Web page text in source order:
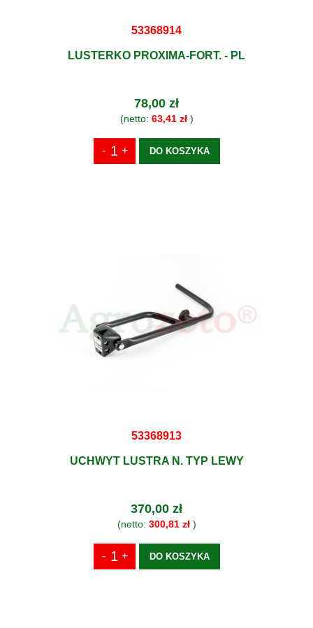
53368914
LUSTERKO PROXIMA-FORT. - PL
78,00 zł
(netto: 63,41 zł)
DO KOSZYKA
53368913
UCHWYT LUSTRA N. TYP LEWY
370,00 zł
(netto: 300,81 zł)
DO KOSZYKA